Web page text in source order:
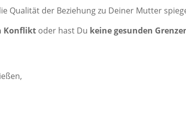
Qualität der Beziehung zu Deiner Mutter
Konflikt oder hast Du keinegesunden